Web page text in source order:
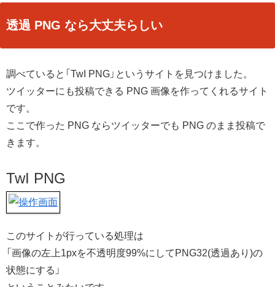
透過 PNG なら大丈夫らしい
調べていると「TwI PNG」というサイトを見つけました。
ツイッターにも投稿できる PNG 画像を作ってくれるサイト
です。
ここで作った PNG ならツイッターでも PNG のまま投稿で
きます。
TwI PNG
このサイトが行っている処理は
「画像の左上1pxを不透明度99%にしてPNG32(透過あり)の
状態にする」